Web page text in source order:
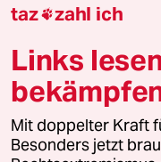
Downloads für
© 2026 taz Verlags
Alle Rechte vorbehalten. Bei
wenden Sie sich bitte an
taz zahl ich
Links
Mit doppelter Kraft
Besonders jetzt